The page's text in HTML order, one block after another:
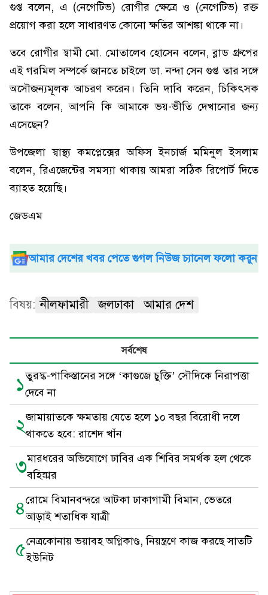
গুপ্ত বলেন, এ (নেগেটিভ) রোগীর ক্ষেত্রে ও (নেগেটিভ) রক্ত
প্রয়োগ করা হলে সাধারণত কোনো ক্ষতির আশঙ্কা থাকে না।
তবে রোগীর স্বামী মো. মোতালেব হোসেন বলেন, ব্লাড গ্রুপের
এই গরমিল সম্পর্কে জানতে চাইলে ডা. নন্দা সেন গুপ্ত তার সঙ্গে
অসৌজন্যমূলক আচরণ করেন। তিনি দাবি করেন, চিকিৎসক
তাকে বলেন, আপনি কি আমাকে ভয়-ভীতি দেখানোর জন্য
এসেছেন?
উপজেলা স্বাস্থ্য কমপ্লেক্সের অফিস ইনচার্জ মমিনুল ইসলাম
বলেন, রিএজেন্টের সমস্যা থাকায় আমরা সঠিক রিপোর্ট দিতে
ব্যাহত হয়েছি।
জেডএম
আমার দেশের খবর পেতে গুগল নিউজ চ্যানেল ফলো করুন
বিষয়: নীলফামারী জলঢাকা আমার দেশ
সর্বশেষ
১তুরস্ক-পাকিস্তানের সঙ্গে ‘কাগুজে চুক্তি’ সৌদিকে নিরাপত্তা
দেবে না
২জামায়াতকে ক্ষমতায় যেতে হলে ১০ বছর বিরোধী দলে
থাকতে হবে: রাশেদ খাঁন
৩মারধরের অভিযোগে ঢাবির এক শিবির সমর্থক হল থেকে
বহিষ্কার
৪রোমে বিমানবন্দরে আটকা ঢাকাগামী বিমান, ভেতরে
আড়াই শতাধিক যাত্রী
৫নেত্রকোনায় ভয়াবহ অগ্নিকাণ্ড, নিয়ন্ত্রণে কাজ করছে সাতটি
ইউনিট